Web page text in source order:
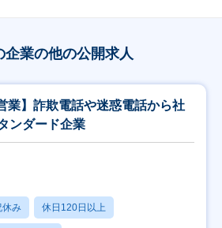
企業の他の公開求人
業】詐欺電話や迷惑電話から社
ンダード企業
休み 休日120日以上